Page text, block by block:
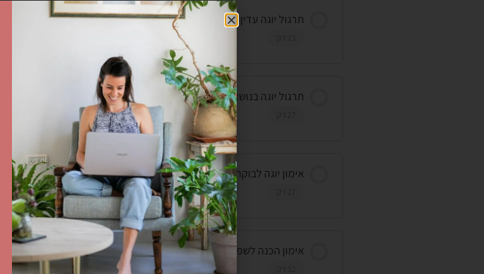
תרגול יוגה עדין (מותאם גם להריוניות)
תרגול יוגה בנושא ברכות השמש ולוחמים
אימון יוגה לבוקר- מתקדמות
אימון הכנה לשפגאט- מתקדמות